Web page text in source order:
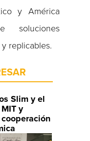
y América
soluciones
replicables.
Slim y el
y